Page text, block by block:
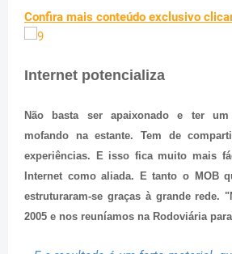
Confira mais conteúdo exclusivo
Internet potencializa
Não basta ser apaixonado e ter
mofando na estante. Tem de
experiências. E isso fica muito mais
Internet como aliada. E tanto o MOB
estruturaram-se graças à grande rede.
2005 e nos reuníamos na Rodoviária